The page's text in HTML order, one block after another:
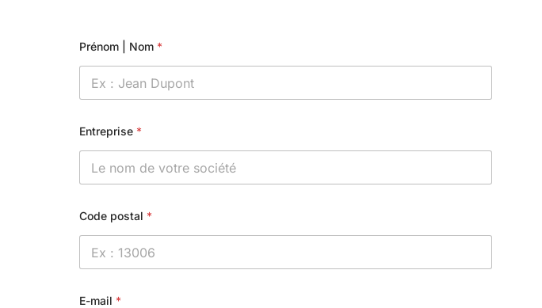
Prénom | Nom *
Entreprise *
Code postal *
E-mail *